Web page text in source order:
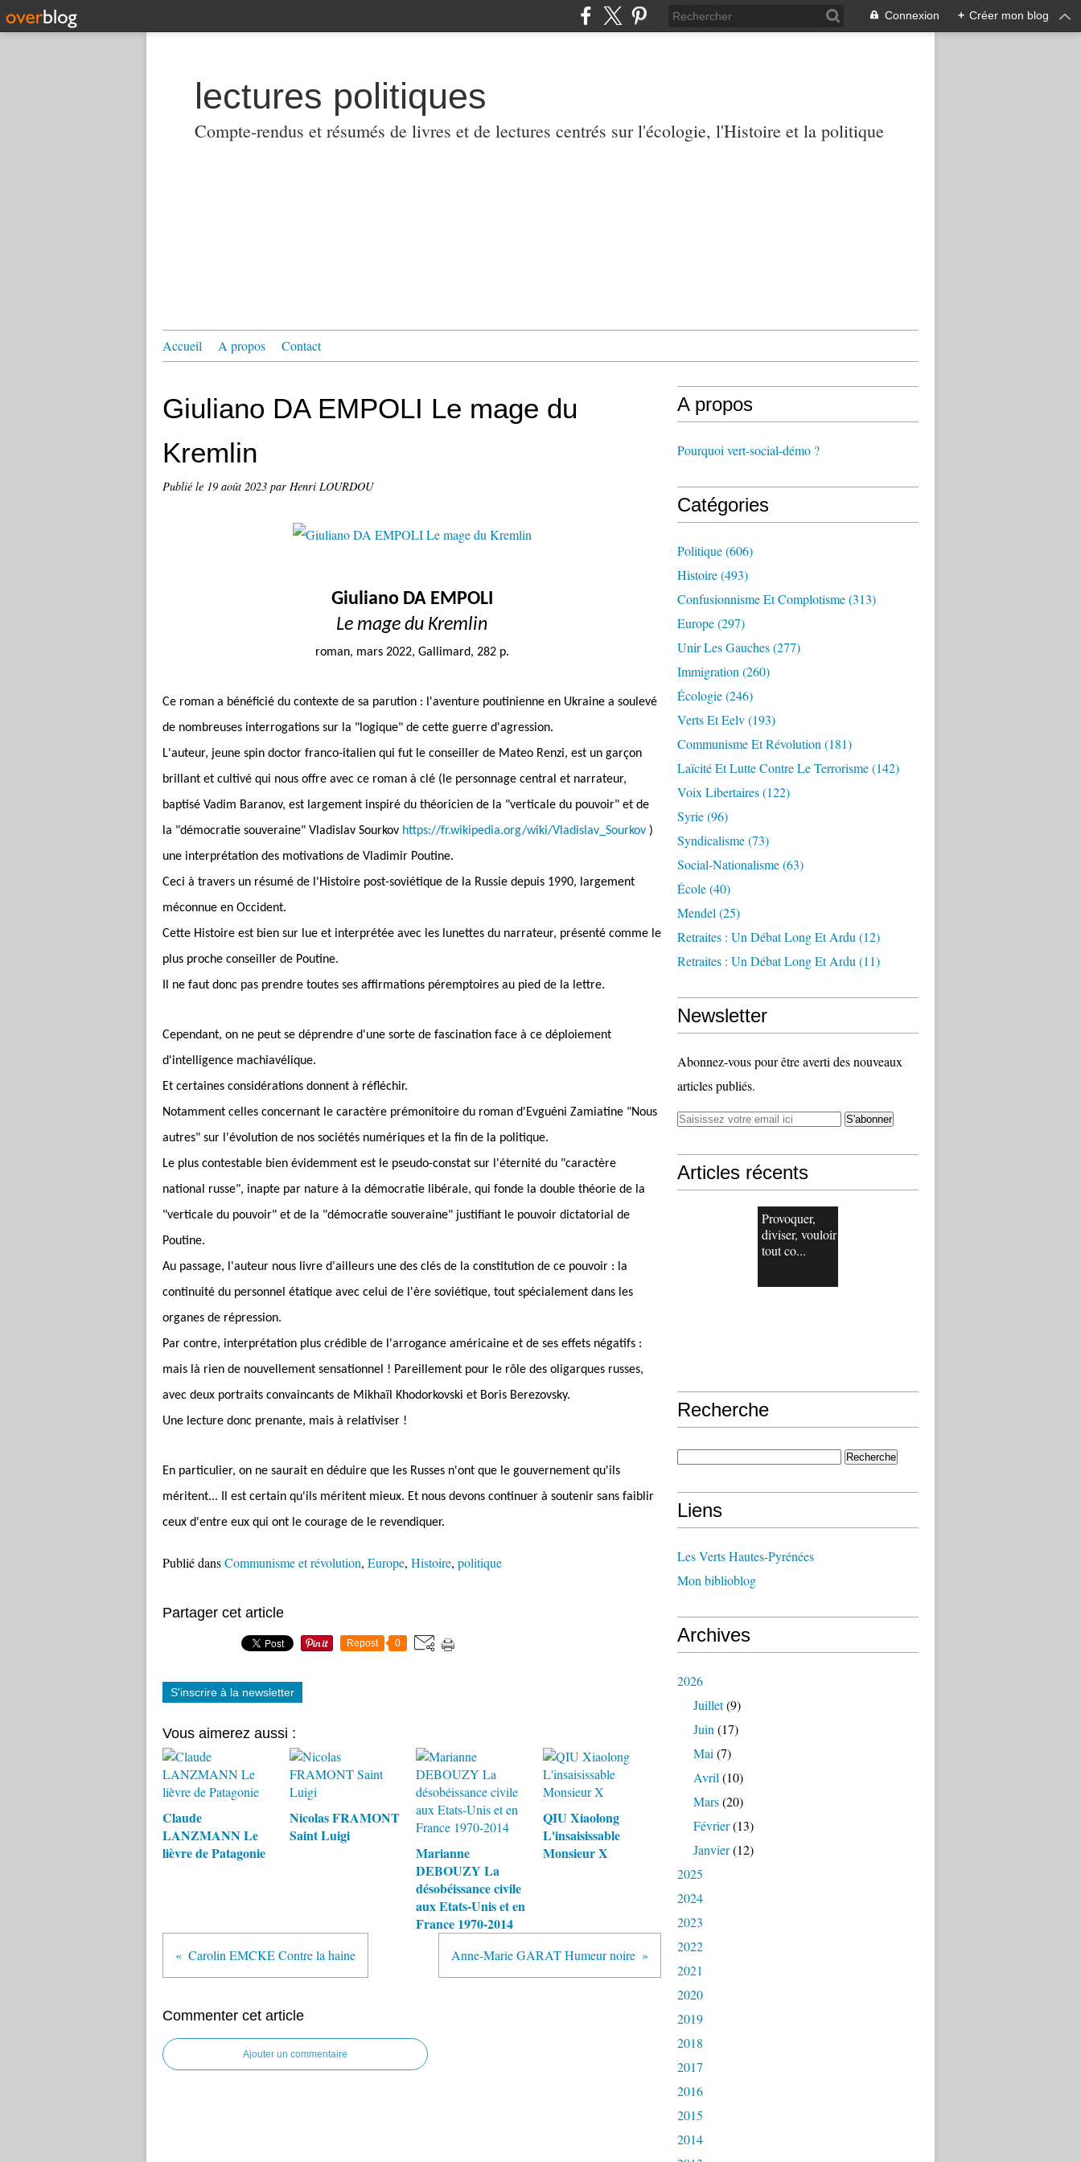
Connexion + Créer mon blog
lectures politiques
Compte-rendus et résumés de livres et de lectures centrés sur l'écologie, l'Histoire et la politique
Accueil A propos Contact
Giuliano DA EMPOLI Le mage du
Kremlin
Publié le 19 août 2023 par Henri LOURDOU
Giuliano DA EMPOLI
Le mage du Kremlin
roman, mars 2022, Gallimard, 282 p.
Ce roman a bénéficié du contexte de sa parution : l'aventure poutinienne en Ukraine a soulevé
de nombreuses interrogations sur la "logique" de cette guerre d'agression.
L'auteur, jeune spin doctor franco-italien qui fut le conseiller de Mateo Renzi, est un garçon
brillant et cultivé qui nous offre avec ce roman à clé (le personnage central et narrateur,
baptisé Vadim Baranov, est largement inspiré du théoricien de la "verticale du pouvoir" et de
la "démocratie souveraine" Vladislav Sourkov https://fr.wikipedia.org/wiki/Vladislav_Sourkov )
une interprétation des motivations de Vladimir Poutine.
Ceci à travers un résumé de l'Histoire post-soviétique de la Russie depuis 1990, largement
méconnue en Occident.
Cette Histoire est bien sur lue et interprétée avec les lunettes du narrateur, présenté comme le
plus proche conseiller de Poutine.
Il ne faut donc pas prendre toutes ses affirmations péremptoires au pied de la lettre.
Cependant, on ne peut se déprendre d'une sorte de fascination face à ce déploiement
d'intelligence machiavélique.
Et certaines considérations donnent à réfléchir.
Notamment celles concernant le caractère prémonitoire du roman d'Evguéni Zamiatine "Nous
autres" sur l'évolution de nos sociétés numériques et la fin de la politique.
Le plus contestable bien évidemment est le pseudo-constat sur l'éternité du "caractère
national russe", inapte par nature à la démocratie libérale, qui fonde la double théorie de la
"verticale du pouvoir" et de la "démocratie souveraine" justifiant le pouvoir dictatorial de
Poutine.
Au passage, l'auteur nous livre d'ailleurs une des clés de la constitution de ce pouvoir : la
continuité du personnel étatique avec celui de l'ère soviétique, tout spécialement dans les
organes de répression.
Par contre, interprétation plus crédible de l'arrogance américaine et de ses effets négatifs :
mais là rien de nouvellement sensationnel ! Pareillement pour le rôle des oligarques russes,
avec deux portraits convaincants de Mikhaïl Khodorkovski et Boris Berezovsky.
Une lecture donc prenante, mais à relativiser !
En particulier, on ne saurait en déduire que les Russes n'ont que le gouvernement qu'ils
méritent... Il est certain qu'ils méritent mieux. Et nous devons continuer à soutenir sans faiblir
ceux d'entre eux qui ont le courage de le revendiquer.
Publié dansCommunisme et révolution, Europe, Histoire, politique
Partager cet article
Repost 0
S'inscrire à la newsletter
Vous aimerez aussi :
Claude
LANZMANN Le
lièvre de Patagonie
Nicolas FRAMONT
Saint Luigi
Marianne
DEBOUZY La
désobéissance civile
aux Etats-Unis et en
France 1970-2014
QIU Xiaolong
L'insaisissable
Monsieur X
Carolin EMCKE Contre la haine Anne-Marie GARAT Humeur noire
Commenter cet article
Ajouter un commentaire
A propos
Pourquoi vert-social-démo ?
Catégories
Politique(606)
Histoire(493)
Confusionnisme Et Complotisme(313)
Europe(297)
Unir Les Gauches(277)
Immigration (260)
Écologie(246)
Verts Et Eelv(193)
Communisme Et Révolution (181)
Laïcité Et Lutte Contre Le Terrorisme(142)
Voix Libertaires(122)
Syrie(96)
Syndicalisme(73)
Social-Nationalisme(63)
École(40)
Mendel (25)
Retraites : Un Débat Long Et Ardu (12)
Retraites : Un Débat Long Et Ardu (11)
Newsletter
Abonnez-vous pour être averti des nouveaux
articles publiés.
Articles récents
Provoquer,
diviser, vouloir
tout co...
Recherche
Liens
Les Verts Hautes-Pyrénées
Mon biblioblog
Archives
2026
Juillet(9)
Juin (17)
Mai (7)
Avril (10)
Mars(20)
Février(13)
Janvier(12)
2025
2024
2023
2022
2021
2020
2019
2018
2017
2016
2015
2014